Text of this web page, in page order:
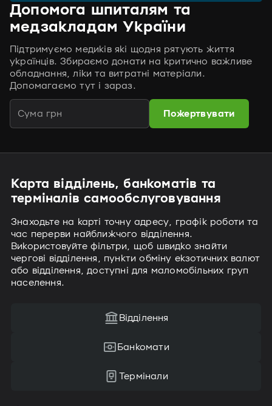
Допомога шпиталям та
медзакладам України
Підтримуємо медиків які щодня рятують життя
українців. Збираємо донати на критично важливе
обладнання, ліки та витратні матеріали.
Допомагаємо тут і зараз.
Пожертвувати
Карта відділень, банкоматів та
терміналів самообслуговування
Знаходьте на карті точну адресу, графік роботи та
час перерви найближчого відділення.
Використовуйте фільтри, щоб швидко знайти
чергові відділення, пункти обміну екзотичних валют
або відділення, доступні для маломобільних груп
населення.
Відділення
Банкомати
Термінали